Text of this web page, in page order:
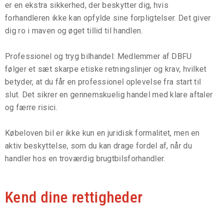
er en ekstra sikkerhed, der beskytter dig, hvis
forhandleren ikke kan opfylde sine forpligtelser. Det giver
dig ro i maven og øget tillid til handlen.
Professionel og tryg bilhandel: Medlemmer af DBFU
følger et sæt skarpe etiske retningslinjer og krav, hvilket
betyder, at du får en professionel oplevelse fra start til
slut. Det sikrer en gennemskuelig handel med klare aftaler
og færre risici.
Købeloven bil er ikke kun en juridisk formalitet, men en
aktiv beskyttelse, som du kan drage fordel af, når du
handler hos en troværdig brugtbilsforhandler.
Kend dine rettigheder